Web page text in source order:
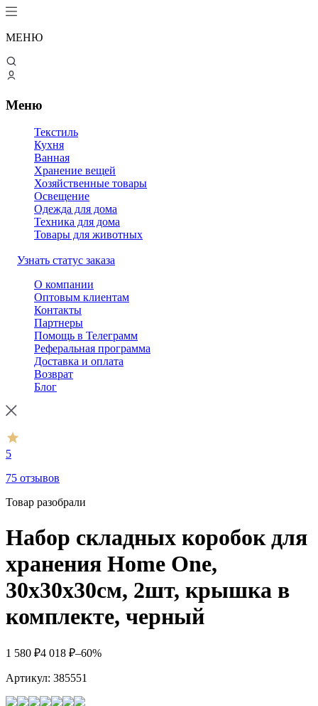
МЕНЮ
Меню
Текстиль
Кухня
Ванная
Хранение вещей
Хозяйственные товары
Освещение
Одежда для дома
Техника для дома
Товары для животных
Узнать статус заказа
О компании
Оптовым клиентам
Контакты
Партнеры
Помощь в Телеграмм
Реферальная программа
Доставка и оплата
Возврат
Блог
5
75 отзывов
Товар разобрали
Набор складных коробок для
хранения Home One,
30х30х30см, 2шт, крышка в
комплекте, черный
1 580 ₽4 018 ₽–60%
Артикул: 385551